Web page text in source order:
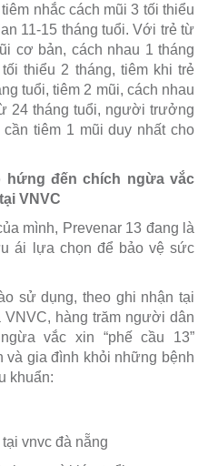
nhắc cách mũi 3 tối thiểu
11-15 tháng tuổi. Với trẻ từ
cơ bản, cách nhau 1 tháng
thiểu 2 tháng, tiêm khi trẻ
tuổi, tiêm 2 mũi, cách nhau
24 tháng tuổi, người trưởng
tiêm 1 mũi duy nhất cho
hứng đến chích ngừa vắc
VNVC
mình, Prevenar 13 đang là
ái lựa chọn để bảo vệ sức
sử dụng, theo ghi nhận tại
VNVC, hàng trăm người dân
vắc xin “phế cầu 13”
và gia đình khỏi những bệnh
khuẩn: